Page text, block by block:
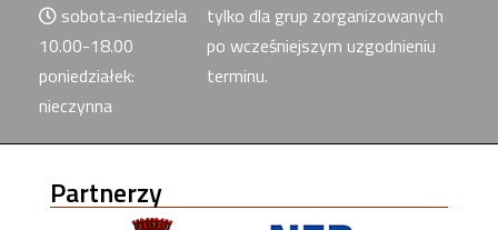
sobota-niedziela
10.00-18.00
poniedziałek:
nieczynna
tylko dla grup zorganizowanych
po wcześniejszym uzgodnieniu
terminu.
Partnerzy